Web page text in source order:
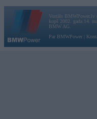
Vortāls BMWPower.lv
kopš 2002. gada 14.
BMW AG.
Par BMWPower